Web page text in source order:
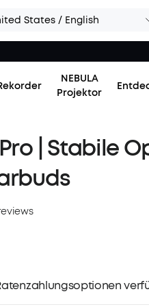
States / English
NEBULA
Projektor
Lade Freunde
| Stabile